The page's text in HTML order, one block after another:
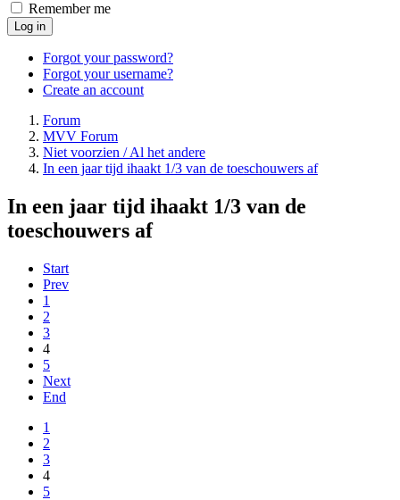
Remember me
Log in
Forgot your password?
Forgot your username?
Create an account
Forum
MVV Forum
Niet voorzien / Al het andere
In een jaar tijd ihaakt 1/3 van de toeschouwers af
In een jaar tijd ihaakt 1/3 van de
toeschouwers af
Start
Prev
1
2
3
4
5
Next
End
1
2
3
4
5